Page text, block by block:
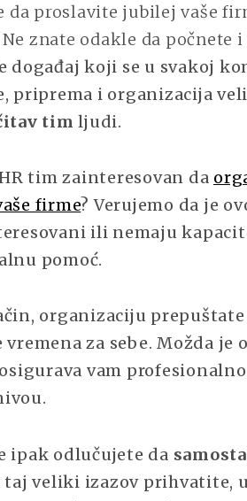
da proslavite jubilej vaše
znate odakle da počnete
događaj koji se u svakoj
priprema i organizacija
tim ljudi.
tim zainteresovan da
firme? Verujemo da je
ili nemaju
pomoć.
organizaciju
za sebe. Možda je
vam
ipak odlučujete da
taj veliki izazov prihvatite,